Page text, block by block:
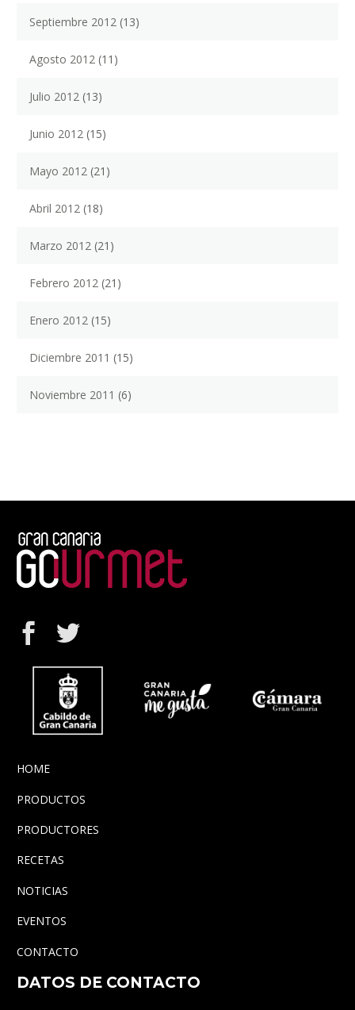
Septiembre 2012 (13)
Agosto 2012 (11)
Julio 2012 (13)
Junio 2012 (15)
Mayo 2012 (21)
Abril 2012 (18)
Marzo 2012 (21)
Febrero 2012 (21)
Enero 2012 (15)
Diciembre 2011 (15)
Noviembre 2011 (6)
HOME
PRODUCTOS
PRODUCTORES
RECETAS
NOTICIAS
EVENTOS
CONTACTO
DATOS DE CONTACTO